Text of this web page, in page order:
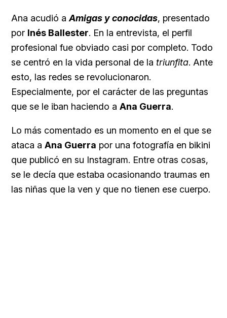
Ana acudió a Amigas y conocidas, presentado
por Inés Ballester. En la entrevista, el perfil
profesional fue obviado casi por completo. Todo
se centró en la vida personal de la triunfita. Ante
esto, las redes se revolucionaron.
Especialmente, por el carácter de las preguntas
que se le iban haciendo a Ana Guerra.
Lo más comentado es un momento en el que se
ataca a Ana Guerra por una fotografía en bikini
que publicó en su Instagram. Entre otras cosas,
se le decía que estaba ocasionando traumas en
las niñas que la ven y que no tienen ese cuerpo.